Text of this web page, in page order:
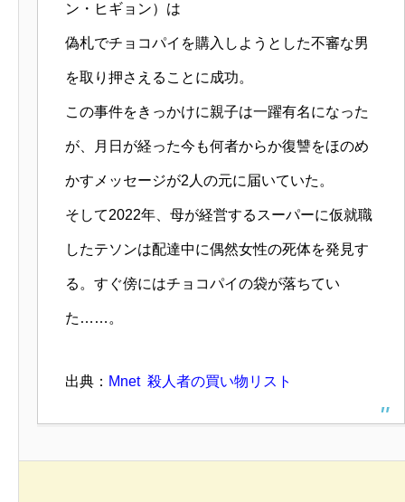
ン・ヒギョン）は
偽札でチョコパイを購入しようとした不審な男
を取り押さえることに成功。
この事件をきっかけに親子は一躍有名になった
が、月日が経った今も何者からか復讐をほのめ
かすメッセージが2人の元に届いていた。
そして2022年、母が経営するスーパーに仮就職
したテソンは配達中に偶然女性の死体を発見す
る。すぐ傍にはチョコパイの袋が落ちてい
た……。
出典： Mnet 殺人者の買い物リスト